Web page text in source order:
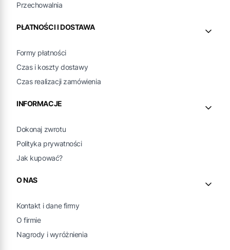
Przechowalnia
PŁATNOŚCI I DOSTAWA
Formy płatności
Czas i koszty dostawy
Czas realizacji zamówienia
INFORMACJE
Dokonaj zwrotu
Polityka prywatności
Jak kupować?
O NAS
Kontakt i dane firmy
O firmie
Nagrody i wyróżnienia